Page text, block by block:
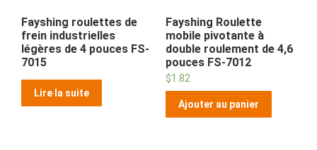
Fayshing roulettes de
frein industrielles
légères de 4 pouces FS-
7015
Lire la suite
Fayshing Roulette
mobile pivotante à
double roulement de 4,6
pouces FS-7012
$1.82
Ajouter au panier